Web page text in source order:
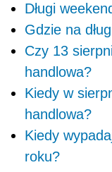
Długi
Gdzie na
Czy 13
handlowa?
Kiedy w
handlowa?
Kiedy
roku?